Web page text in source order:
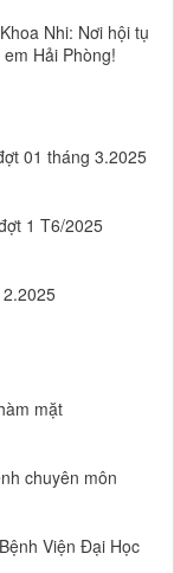
Nhi: Nơi hội tụ
Hải Phòng!
01 tháng 3.2025
1 T6/2025
mặt
chuyên môn
Viện Đại Học